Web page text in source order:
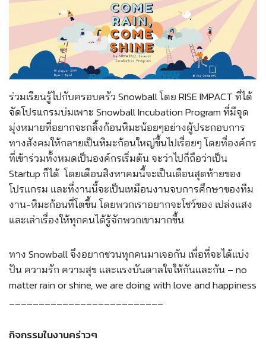
ร่วมเรียนรู้ไปกับครอบครัว Snowball โดย RISE IMPACT ที่ได้
จัดโปรแกรมบ่มเพาะ Snowball Incubation Program ที่มีจุด
มุ่งหมายที่อยากจะกลิ้งก้อนหิมะน้อยๆอย่างผู้ประกอบการ
ทางสังคมให้กลายเป็นหิมะก้อนใหญ่ขึ้นไปเรื่อยๆ โดยที่องค์กร
ที่เข้าร่วมทั้งหมดเป็นองค์กรเริ่มต้น จะว่าไปก็ถือว่าเป็น
Startup ก็ได้ โดยเดือนสิงหาคมนี้จะเป็นเดือนสุดท้ายของ
โปรแกรม และที่งานนี้จะเป็นเหมือนงานจบการศึกษาของทีม
งาน-หิมะก้อนที่โตขึ้น โดยพวกเราอยากจะโชว์ของ เปล่งแสง
และเล่าเรื่องให้ทุกคนได้รู้จักพวกเขามากขึ้น
ทาง Snowball จึงอยากชวนทุกคนมาเจอกัน เพื่อที่จะได้แบ่ง
ปัน ความรัก ความสุข และแรงบันดาลใจให้กันและกัน – no
matter rain or shine, we are doing with love and happiness
__________________________
กิจกรรมในงานคร่าวๆ